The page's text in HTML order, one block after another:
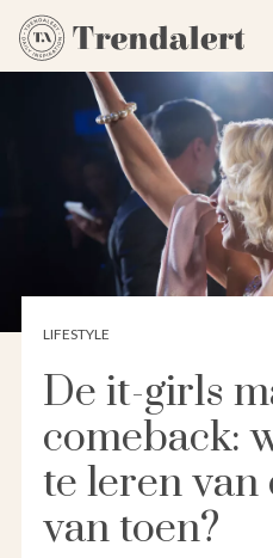
LIFESTYLE
De it-girls
comeback:
te leren van
van toen?